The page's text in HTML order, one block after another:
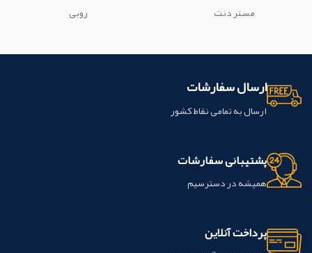
مستر دنت روبی
ارسال سفارشات
ارسال به تمامی نقاط کشور
پشتیبانی سفارشات
همیشه در دسترسیم
پرداخت آنلاین